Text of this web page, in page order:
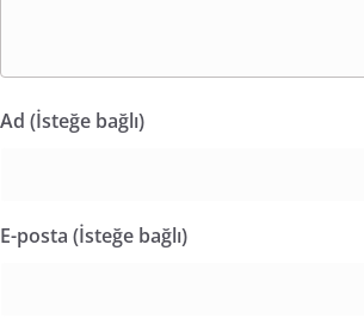
Ad (İsteğe bağlı)
E-posta (İsteğe bağlı)